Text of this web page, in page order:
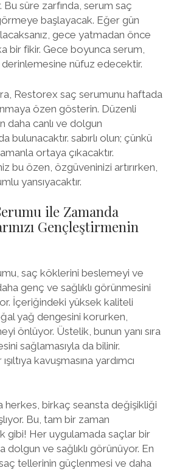
süre zarfında, serum saç
başlayacak. Eğer gün
gece yatmadan önce
bir fikir. Gece boyunca serum,
derinlemesine nüfuz edecektir.
Restorex saç serumunu haftada
özen gösterin. Düzenli
daha canlı ve dolgun
bulunacaktır. sabırlı olun; çünkü
ortaya çıkacaktır.
bu özen, özgüveninizi artırırken,
yansıyacaktır.
ile Zamanda
Gençleştirmenin
saç köklerini beslemeyi ve
genç ve sağlıklı görünmesini
İçeriğindeki yüksek kaliteli
yağ dengesini korurken,
önlüyor. Üstelik, bunun yanı sıra
sağlamasıyla da bilinir.
ışıltıya kavuşmasına yardımcı
herkes, birkaç seansta değişikliği
Bu, tam bir zaman
gibi! Her uygulamada saçlar bir
ve sağlıklı görünüyor. En
tellerinin güçlenmesi ve daha